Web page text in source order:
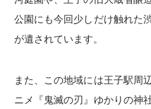
公園にも今回少しだけ触れた
が遺されています。
また、この地域には王子駅周
ニメ『鬼滅の刃』ゆかりの神